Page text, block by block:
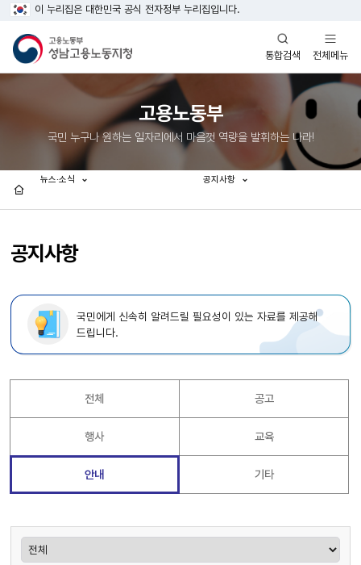
이 누리집은 대한민국 공식 전자정부 누리집입니다.
통합검색
열기
전체메뉴
열기
고용노동부
국민 누구나 원하는 일자리에서 마음껏 역량을 발휘하는 나라!
공지사항
뉴스·소식 공지사항
국민에게 신속히 알려드릴 필요성이 있는 자료를 제공해
드립니다.
전체 공고
행사 교육
안내 기타
게시판검색